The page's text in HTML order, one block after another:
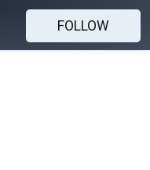
FOLLOW